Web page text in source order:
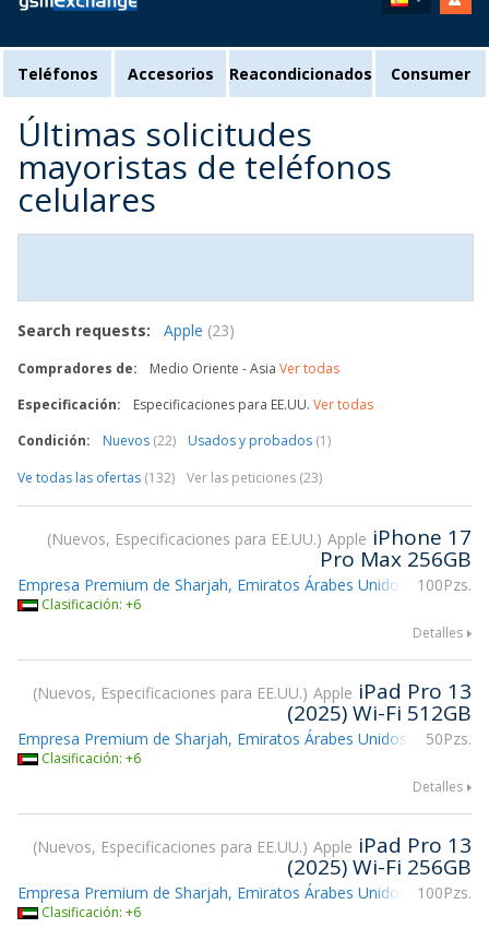
Teléfonos Accesorios Reacondicionados Consumer
Últimas solicitudes
mayoristas de teléfonos
celulares
Search requests: Apple (23)
Compradores de: Medio Oriente - Asia Ver todas
Especificación:
Especificaciones para EE.UU. Ver todas
Condición:
Nuevos (22) Usados y probados (1)
Ve todas las ofertas (132) Ver las peticiones (23)
Nuevos, Especificaciones para EE.UU. Apple iPhone 17
Pro Max 256GB
100Pzs.
Empresa Premium de Sharjah, Emiratos Árabes Unidos
Clasificación: +6
Detalles
Nuevos, Especificaciones para EE.UU. Apple iPad Pro 13
(2025) Wi-Fi 512GB
50Pzs.
Empresa Premium de Sharjah, Emiratos Árabes Unidos
Clasificación: +6
Detalles
Nuevos, Especificaciones para EE.UU. Apple iPad Pro 13
(2025) Wi-Fi 256GB
100Pzs.
Empresa Premium de Sharjah, Emiratos Árabes Unidos
Clasificación: +6